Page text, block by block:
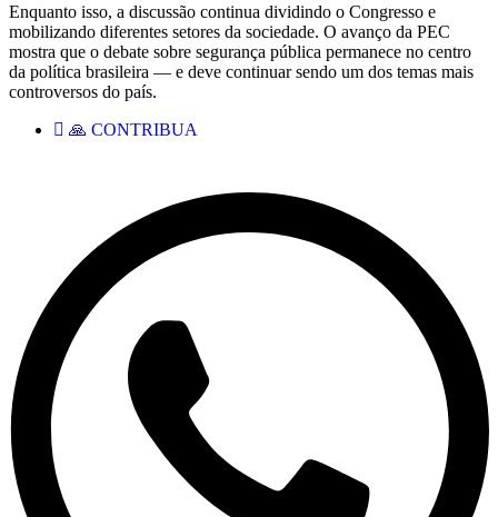
Enquanto isso, a discussão continua dividindo o Congresso e
mobilizando diferentes setores da sociedade. O avanço da PEC
mostra que o debate sobre segurança pública permanece no centro
da política brasileira — e deve continuar sendo um dos temas mais
controversos do país.
🙏 CONTRIBUA